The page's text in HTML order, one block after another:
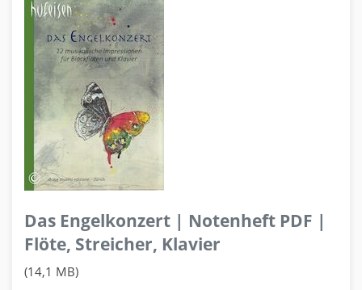
Das Engelkonzert | Notenheft PDF |
Flöte, Streicher, Klavier
(14,1 MB)